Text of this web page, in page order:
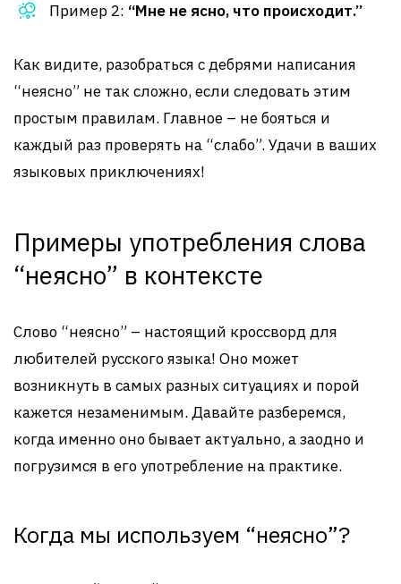
Пример 2: “Мне не ясно, что происходит.”
Как видите, разобраться с дебрями написания
“неясно” не так сложно, если следовать этим
простым правилам. Главное – не бояться и
каждый раз проверять на “слабо”. Удачи в ваших
языковых приключениях!
Примеры употребления слова
“неясно” в контексте
Слово “неясно” – настоящий кроссворд для
любителей русского языка! Оно может
возникнуть в самых разных ситуациях и порой
кажется незаменимым. Давайте разберемся,
когда именно оно бывает актуально, а заодно и
погрузимся в его употребление на практике.
Когда мы используем “неясно”?